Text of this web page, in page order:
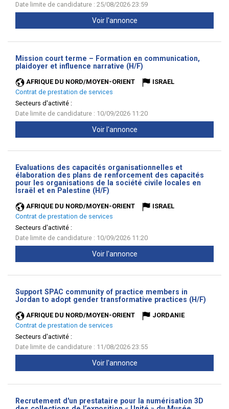
Date limite de candidature : 25/08/2026 23:59
Voir l'annonce
Mission court terme – Formation en communication,
plaidoyer et influence narrative (H/F)
AFRIQUE DU NORD/MOYEN-ORIENT
ISRAEL
Contrat de prestation de services
Secteurs d'activité :
Date limite de candidature : 10/09/2026 11:20
Voir l'annonce
Evaluations des capacités organisationnelles et
élaboration des plans de renforcement des capacités
pour les organisations de la société civile locales en
Israël et en Palestine (H/F)
AFRIQUE DU NORD/MOYEN-ORIENT
ISRAEL
Contrat de prestation de services
Secteurs d'activité :
Date limite de candidature : 10/09/2026 11:20
Voir l'annonce
Support SPAC community of practice members in
Jordan to adopt gender transformative practices (H/F)
AFRIQUE DU NORD/MOYEN-ORIENT
JORDANIE
Contrat de prestation de services
Secteurs d'activité :
Date limite de candidature : 11/08/2026 23:55
Voir l'annonce
Recrutement d'un prestataire pour la numérisation 3D